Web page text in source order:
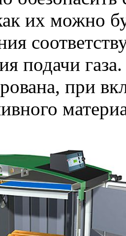
их можно
подачи
при